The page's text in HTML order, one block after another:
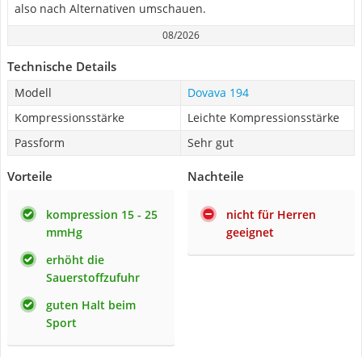
also nach Alternativen umschauen.
08/2026
Technische Details
Modell
Dovava 194
Kompressionsstärke
Leichte Kompressionsstärke
Passform
Sehr gut
Vorteile
kompression 15 - 25
mmHg
erhöht die
Sauerstoffzufuhr
guten Halt beim
Sport
Nachteile
nicht für Herren
geeignet